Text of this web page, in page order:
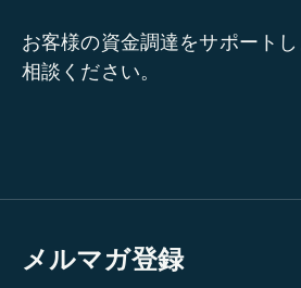
お客様の資金調達をサポート
相談ください。
メルマガ登録